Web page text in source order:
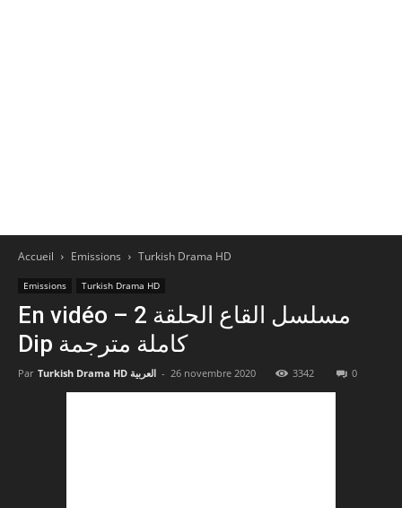
Accueil Emissions Turkish Drama HD
Emissions Turkish Drama HD
En vidéo – مسلسل القاع الحلقة 2
Dip كاملة مترجمة
Par Turkish Drama HD العربية - 26 novembre 2020 3342 0